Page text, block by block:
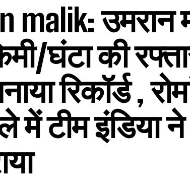
malik:
घंटा की
रिकॉर्ड ,
में टीम इंडिया